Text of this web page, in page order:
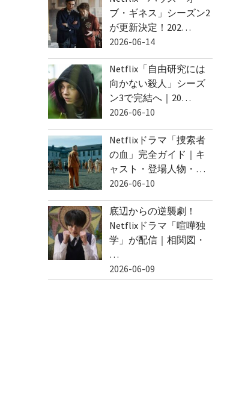
ブ・ギネス」シーズン2
が更新決定！202…
2026-06-14
Netflix「自由研究には
向かない殺人」シーズ
ン3で完結へ｜20…
2026-06-10
Netflixドラマ「捜索者
の血」完全ガイド｜キ
ャスト・登場人物・…
2026-06-10
底辺からの逆襲劇！
Netflixドラマ「喧嘩独
学」が配信｜相関図・
…
2026-06-09